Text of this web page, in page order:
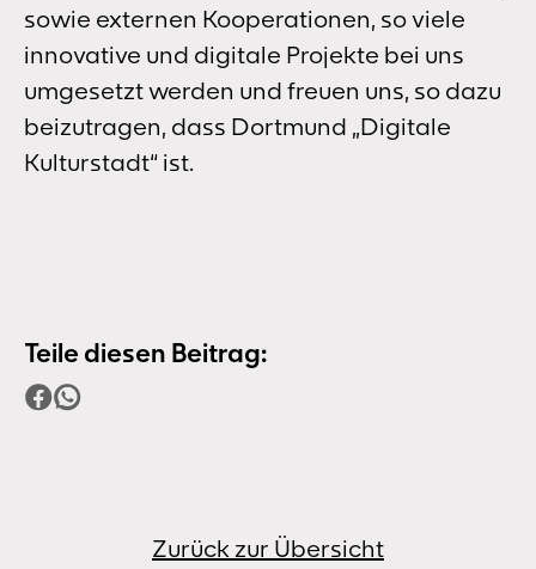
sowie externen Kooperationen, so viele
innovative und digitale Projekte bei uns
umgesetzt werden und freuen uns, so dazu
beizutragen, dass Dortmund „Digitale
Kulturstadt“ ist.
Teile diesen Beitrag:
Zurück zur Übersicht